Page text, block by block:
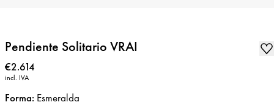
Pendiente Solitario VRAI
Precio:
€2.614
incl. IVA
Forma: Esmeralda